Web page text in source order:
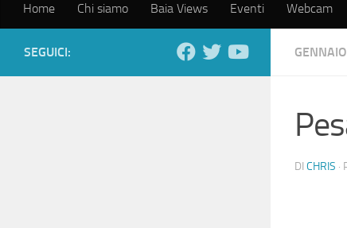
Home Chi siamo Baia Views Eventi Webcam
DI CHRIS ·
SEGUICI: